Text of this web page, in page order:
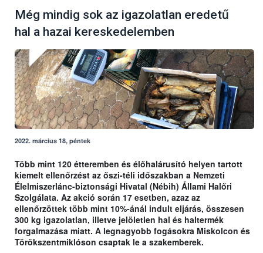
Még mindig sok az igazolatlan eredetű
hal a hazai kereskedelemben
2022. március 18, péntek
Több mint 120 étteremben és élőhalárusító helyen tartott
kiemelt ellenőrzést az őszi-téli időszakban a Nemzeti
Élelmiszerlánc-biztonsági Hivatal (Nébih) Állami Halőri
Szolgálata. Az akció során 17 esetben, azaz az
ellenőrzöttek több mint 10%-ánál indult eljárás, összesen
300 kg igazolatlan, illetve jelöletlen hal és haltermék
forgalmazása miatt. A legnagyobb fogásokra Miskolcon és
Törökszentmiklóson csaptak le a szakemberek.